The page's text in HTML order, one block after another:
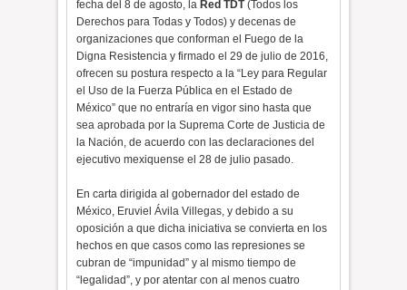
fecha del 8 de agosto, la Red TDT(Todos los
Derechos para Todas y Todos) y decenas de
organizaciones que conforman el Fuego de la
Digna Resistencia y firmado el 29 de julio de 2016,
ofrecen su postura respecto a la “Ley para Regular
el Uso de la Fuerza Pública en el Estado de
México” que no entraría en vigor sino hasta que
sea aprobada por la Suprema Corte de Justicia de
la Nación, de acuerdo con las declaraciones del
ejecutivo mexiquense el 28 de julio pasado.
En carta dirigida al gobernador del estado de
México, Eruviel Ávila Villegas, y debido a su
oposición a que dicha iniciativa se convierta en los
hechos en que casos como las represiones se
cubran de “impunidad” y al mismo tiempo de
“legalidad”, y por atentar con al menos cuatro